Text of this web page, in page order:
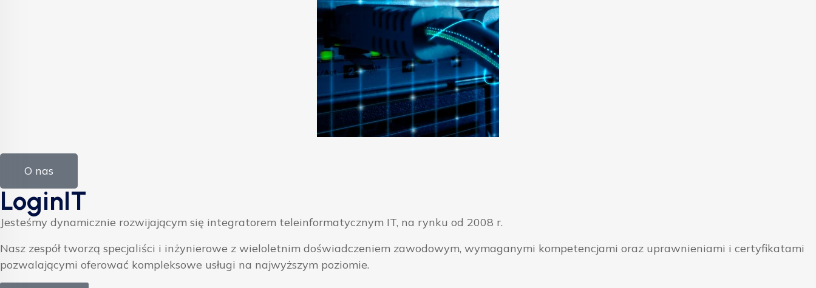
O nas
LoginIT
Jesteśmy dynamicznie rozwijającym się integratorem teleinformatycznym IT, na rynku od 2008 r.
Nasz zespół tworzą specjaliści i inżynierowe z wieloletnim doświadczeniem zawodowym, wymaganymi kompetencjami oraz uprawnieniami i certyfikatami
pozwalającymi oferować kompleksowe usługi na najwyższym poziomie.